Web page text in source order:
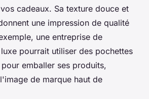
cadeaux. Sa texture douce et
une impression de qualité
une entreprise de
pourrait utiliser des pochettes
emballer ses produits,
de marque haut de